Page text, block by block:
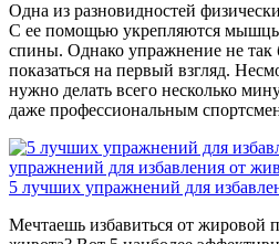
Одна из разновидностей
С ее помощью укрепляются мышцы
спины. Однако упражнение не так
показаться на первый взгляд.
нужно делать всего несколько
даже профессиональным
упражнений для избавления от
5 лучших упражнений для
Мечтаешь избавиться от жировой